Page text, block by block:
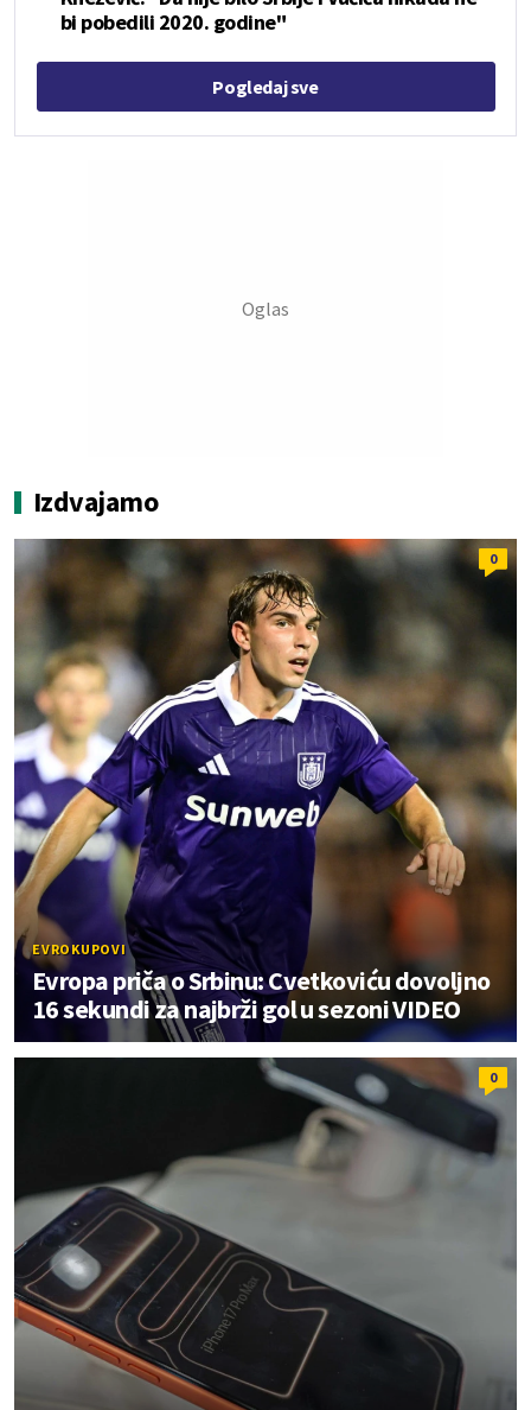
bi pobedili 2020. godine"
Pogledaj sve
Izdvajamo
0
EVROKUPOVI
Evropa priča o Srbinu: Cvetkoviću dovoljno
16 sekundi za najbrži gol u sezoni VIDEO
0